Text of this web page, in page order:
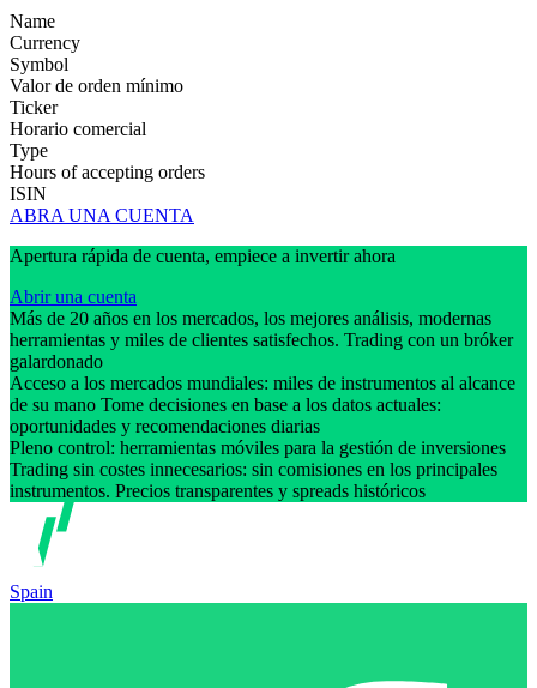
Name
Currency
Symbol
Valor de orden mínimo
Ticker
Horario comercial
Type
Hours of accepting orders
ISIN
ABRA UNA CUENTA
Apertura rápida de cuenta, empiece a invertir ahora
Abrir una cuenta
Más de 20 años en los mercados, los mejores análisis, modernas
herramientas y miles de clientes satisfechos. Trading con un bróker
galardonado
Acceso a los mercados mundiales: miles de instrumentos al alcance
de su mano Tome decisiones en base a los datos actuales:
oportunidades y recomendaciones diarias
Pleno control: herramientas móviles para la gestión de inversiones
Trading sin costes innecesarios: sin comisiones en los principales
instrumentos. Precios transparentes y spreads históricos
Spain